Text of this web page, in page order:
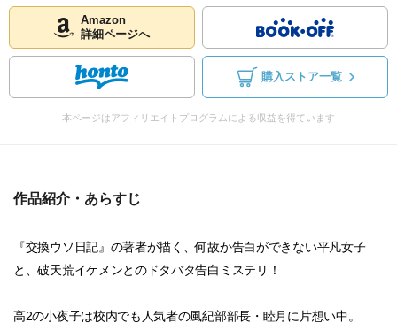
Amazon
詳細ページへ
購入ストア一覧
本ページはアフィリエイトプログラムによる収益を得ています
作品紹介・あらすじ
『交換ウソ日記』の著者が描く、何故か告白ができない平凡女子
と、破天荒イケメンとのドタバタ告白ミステリ！
高2の小夜子は校内でも人気者の風紀部部長・睦月に片想い中。